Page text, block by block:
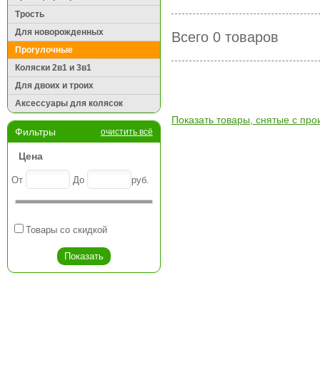
Трость
Для новорожденных
Прогулочные
Коляски 2в1 и 3в1
Для двоих и троих
Аксессуары для колясок
Фильтры очистить всё
Цена
От До руб.
Товары со скидкой
Всего 0 товаров
Показать товары, снятые с